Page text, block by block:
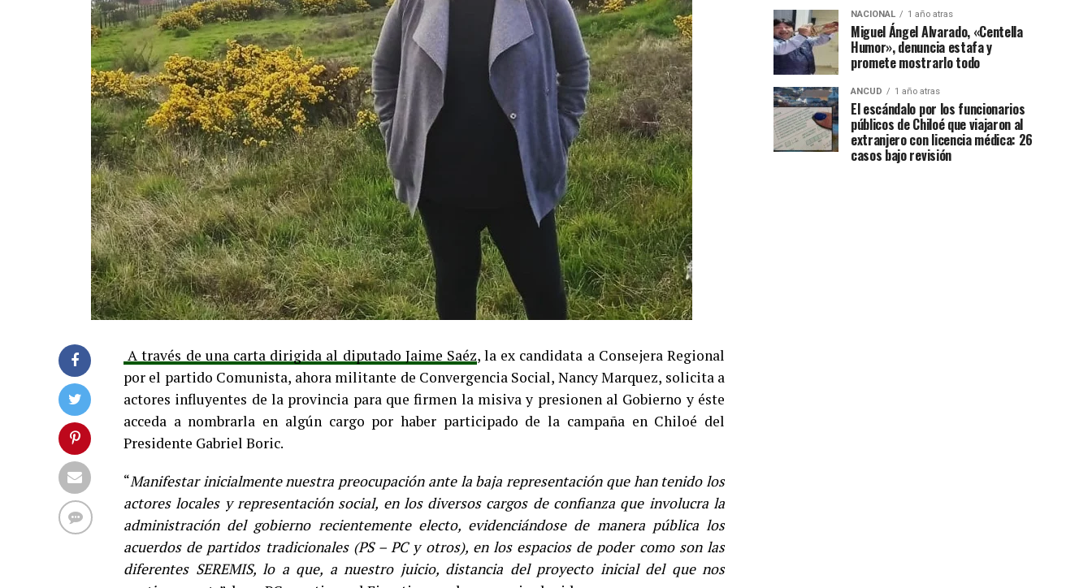
A través de una carta dirigida al diputado Jaime Saéz, la ex candidata a Consejera Regional
por el partido Comunista, ahora militante de Convergencia Social, Nancy Marquez, solicita a
actores influyentes de la provincia para que firmen la misiva y presionen al Gobierno y éste
acceda a nombrarla en algún cargo por haber participado de la campaña en Chiloé del
Presidente Gabriel Boric.
“Manifestar inicialmente nuestra preocupación ante la baja representación que han tenido los
actores locales y representación social, en los diversos cargos de confianza que involucra la
administración del gobierno recientemente electo, evidenciándose de manera pública los
acuerdos de partidos tradicionales (PS – PC y otros), en los espacios de poder como son las
diferentes SEREMIS, lo a que, a nuestro juicio, distancia del proyecto inicial del que nos
NACIONAL 1 año atras
Miguel Ángel Alvarado, «Centella
Humor», denuncia estafa y
promete mostrarlo todo
ANCUD 1 año atras
El escándalo por los funcionarios
públicos de Chiloé que viajaron al
extranjero con licencia médica: 26
casos bajo revisión